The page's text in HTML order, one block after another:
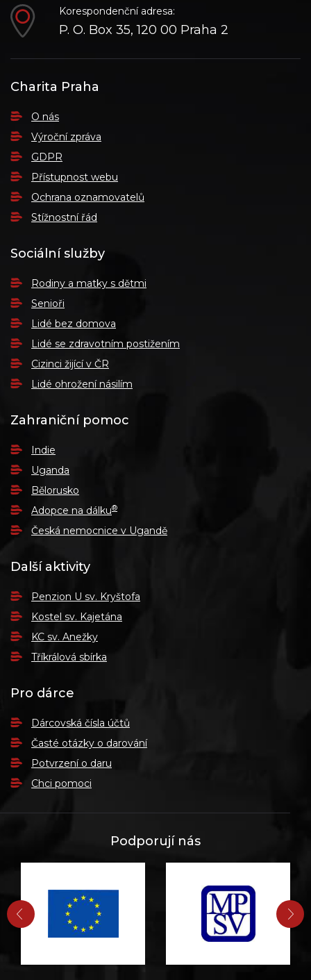
Korespondenční adresa:
P. O. Box 35, 120 00 Praha 2
Charita Praha
O nás
Výroční zpráva
GDPR
Přístupnost webu
Ochrana oznamovatelů
Stížnostní řád
Sociální služby
Rodiny a matky s dětmi
Senioři
Lidé bez domova
Lidé se zdravotním postižením
Cizinci žijící v ČR
Lidé ohrožení násilím
Zahraniční pomoc
Indie
Uganda
Bělorusko
Adopce na dálku®
Česká nemocnice v Ugandě
Další aktivity
Penzion U sv. Kryštofa
Kostel sv. Kajetána
KC sv. Anežky
Tříkrálová sbírka
Pro dárce
Dárcovská čísla účtů
Časté otázky o darování
Potvrzení o daru
Chci pomoci
Podporují nás
PŘEDCHOZÍ